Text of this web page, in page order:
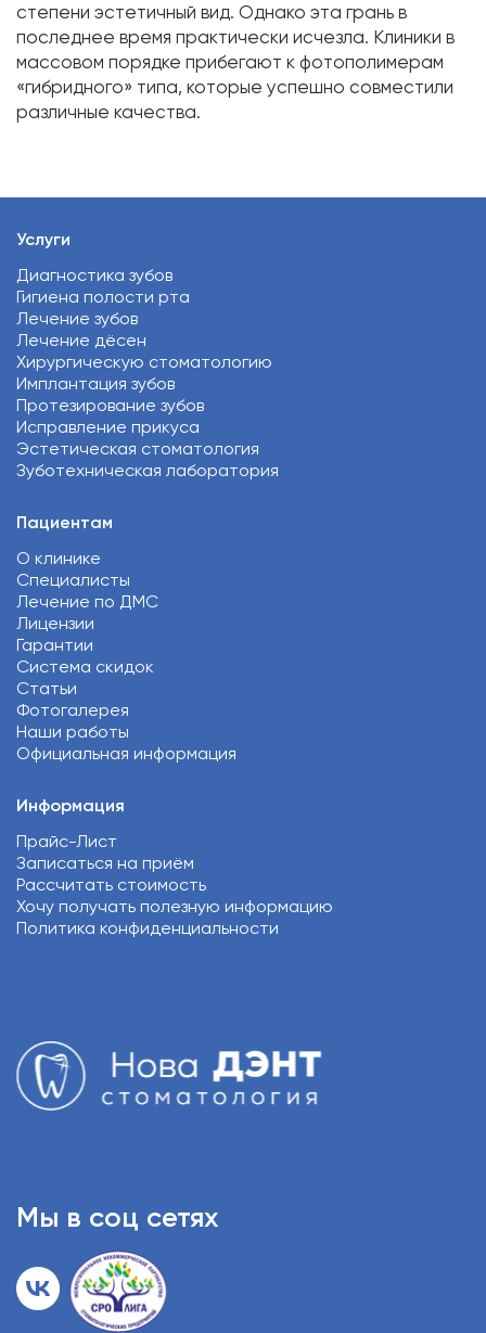
степени эстетичный вид. Однако эта грань в
последнее время практически исчезла. Клиники в
массовом порядке прибегают к фотополимерам
«гибридного» типа, которые успешно совместили
различные качества.
Услуги
Диагностика зубов
Гигиена полости рта
Лечение зубов
Лечение дёсен
Хирургическую стоматологию
Имплантация зубов
Протезирование зубов
Исправление прикуса
Эстетическая стоматология
Зуботехническая лаборатория
Пациентам
О клинике
Специалисты
Лечение по ДМС
Лицензии
Гарантии
Система скидок
Статьи
Фотогалерея
Наши работы
Официальная информация
Информация
Прайс-Лист
Записаться на приём
Рассчитать стоимость
Хочу получать полезную информацию
Политика конфиденциальности
Мы в соц сетях